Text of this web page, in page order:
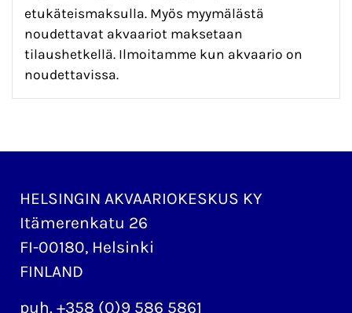
etukäteismaksulla. Myös myymälästä
noudettavat akvaariot maksetaan
tilaushetkellä. Ilmoitamme kun akvaario on
noudettavissa.
HELSINGIN AKVAARIOKESKUS KY
Itämerenkatu 26
FI-00180, Helsinki
FINLAND
puh. +358 (0)9 586 5861